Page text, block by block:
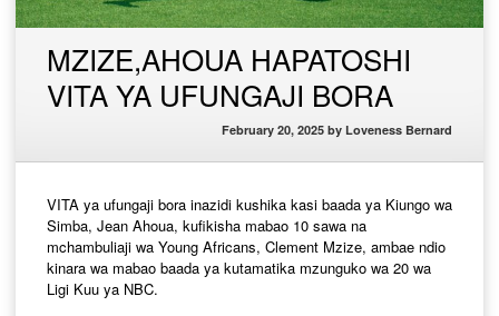
MZIZE,AHOUA HAPATOSHI
VITA YA UFUNGAJI BORA
February 20, 2025 by Loveness Bernard
VITA ya ufungaji bora inazidi kushika kasi baada ya Kiungo wa
Simba, Jean Ahoua, kufikisha mabao 10 sawa na
mchambuliaji wa Young Africans, Clement Mzize, ambae ndio
kinara wa mabao baada ya kutamatika mzunguko wa 20 wa
Ligi Kuu ya NBC.